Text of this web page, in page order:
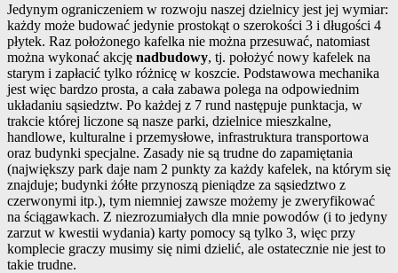
Jedynym ograniczeniem w rozwoju naszej dzielnicy jest jej wymiar:
każdy może budować jedynie prostokąt o szerokości 3 i długości 4
płytek. Raz położonego kafelka nie można przesuwać, natomiast
można wykonać akcję nadbudowy, tj. położyć nowy kafelek na
starym i zapłacić tylko różnicę w koszcie. Podstawowa mechanika
jest więc bardzo prosta, a cała zabawa polega na odpowiednim
układaniu sąsiedztw. Po każdej z 7 rund następuje punktacja, w
trakcie której liczone są nasze parki, dzielnice mieszkalne,
handlowe, kulturalne i przemysłowe, infrastruktura transportowa
oraz budynki specjalne. Zasady nie są trudne do zapamiętania
(największy park daje nam 2 punkty za każdy kafelek, na którym się
znajduje; budynki żółte przynoszą pieniądze za sąsiedztwo z
czerwonymi itp.), tym niemniej zawsze możemy je zweryfikować
na ściągawkach. Z niezrozumiałych dla mnie powodów (i to jedyny
zarzut w kwestii wydania) karty pomocy są tylko 3, więc przy
komplecie graczy musimy się nimi dzielić, ale ostatecznie nie jest to
takie trudne.